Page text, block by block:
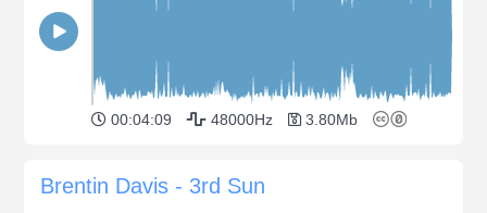
00:04:09 48000Hz 3.80Mb
Brentin Davis - 3rd Sun